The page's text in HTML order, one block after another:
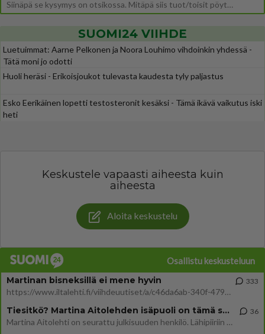
Siinäpä se kysymys on otsikossa. Mitäpä siis tuot/toisit pöytään parisuhteessa? Oletko mies vai nainen? Koetko sen mitä
SUOMI24 VIIHDE
Luetuimmat: Aarne Pelkonen ja Noora Louhimo vihdoinkin yhdessä -
Tätä moni jo odotti
Huoli heräsi - Erikoisjoukot tulevasta kaudesta tyly paljastus
Esko Eerikäinen lopetti testosteronit kesäksi - Tämä ikävä vaikutus iski
heti
Keskustele vapaasti aiheesta kuin
aiheesta
Aloita keskustelu
Osallistu keskusteluun
Martinan bisneksillä ei mene hyvin
https://www.iltalehti.fi/viihdeuutiset/a/c46da6ab-340f-4790-aaa7-0865eed2336 Yrityksen konkurssihakemus on tullut kärä
333
Tiesitkö? Martina Aitolehden isäpuoli on tämä suosittu laulaja
Martina Aitolehti on seurattu julkisuuden henkilö. Lähipiiriin mahtuu muitakin tunnettuja henkilöitä. Tiesitkö, että Ma
36